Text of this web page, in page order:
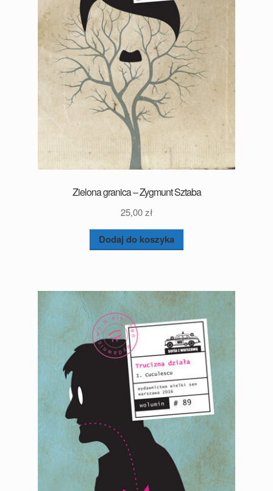
Zielona granica – Zygmunt Sztaba
25,00zł
Dodaj do koszyka